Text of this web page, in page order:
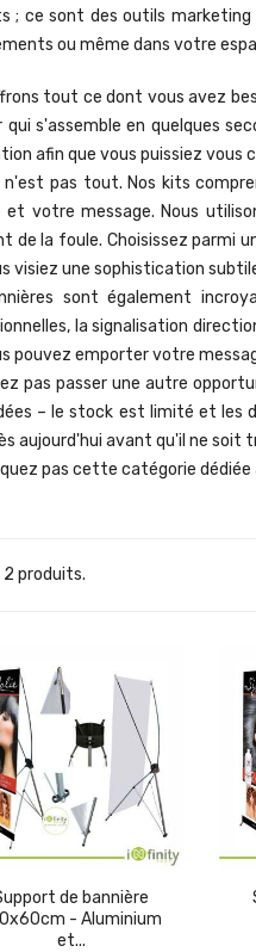
; ce sont des outils marketing
ou même dans votre
tout ce dont vous avez
qui s'assemble en quelques
afin que vous puissiez vous
n'est pas tout. Nos kits
et votre message. Nous
de la foule. Choisissez parmi
visiez une sophistication
sont également
la signalisation
pouvez emporter votre
pas passer une autre
– le stock est limité et les
aujourd'hui avant qu'il ne soit
pas cette catégorie dédiée
2 produits.
de bannière
- Aluminium
et...